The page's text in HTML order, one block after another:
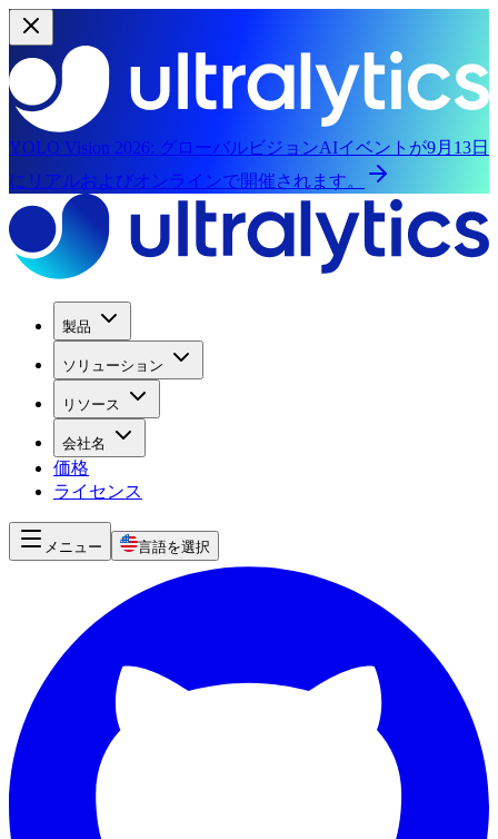
YOLO Vision 2026: グローバルビジョンAIイベントが9月13日
にリアルおよびオンラインで開催されます。
製品
ソリューション
リソース
会社名
価格
ライセンス
メニュー 言語を選択